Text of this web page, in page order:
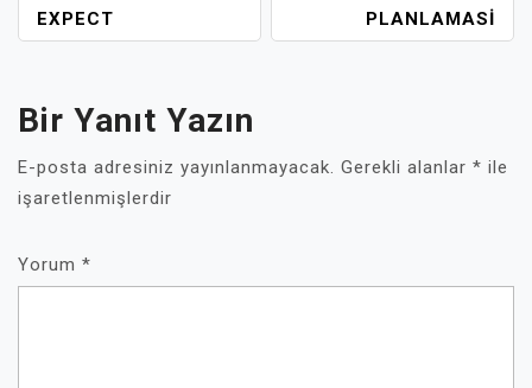
EXPECT
PLANLAMASI
Bir Yanıt Yazın
E-posta adresiniz yayınlanmayacak. Gerekli alanlar * ile
işaretlenmişlerdir
Yorum *